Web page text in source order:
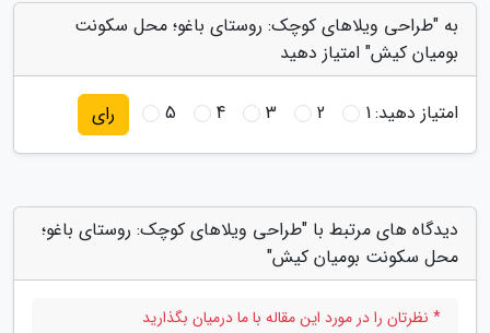
به "طراحی ویلاهای کوچک: روستای باغو؛ محل سکونت
بومیان کیش" امتیاز دهید
امتیاز دهید:1
2
3
4
5 رای
دیدگاه های مرتبط با "طراحی ویلاهای کوچک: روستای باغو؛
محل سکونت بومیان کیش"
* نظرتان را در مورد این مقاله با ما درمیان بگذارید